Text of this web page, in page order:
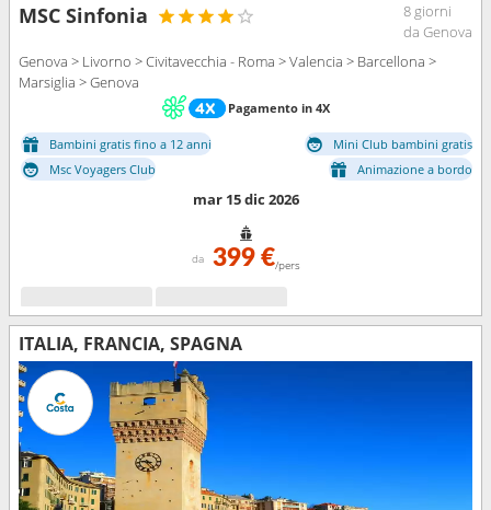
MSC Sinfonia
8 giorni
da Genova
Genova > Livorno > Civitavecchia - Roma > Valencia > Barcellona >
Marsiglia > Genova
Pagamento in 4X
Bambini gratis fino a 12 anni
Mini Club bambini gratis
Msc Voyagers Club
Animazione a bordo
mar 15 dic 2026
da 399 €/pers
ITALIA, FRANCIA, SPAGNA